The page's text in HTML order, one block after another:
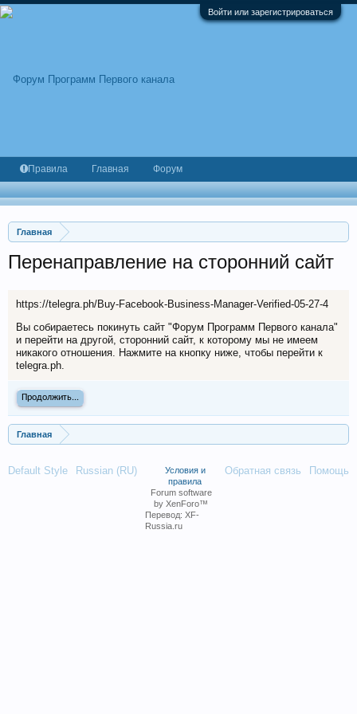
Войти или зарегистрироваться
Главная
Перенаправление на сторонний сайт
https://telegra.ph/Buy-Facebook-Business-Manager-Verified-05-27-4
Вы собираетесь покинуть сайт "Форум Программ Первого канала"
и перейти на другой, сторонний сайт, к которому мы не имеем
никакого отношения. Нажмите на кнопку ниже, чтобы перейти к
telegra.ph.
Продолжить...
Главная
Правила Главная Форум
Default Style Russian (RU) Обратная связь Помощь
Условия и
правила
Forum software
by XenForo™
Перевод: XF-
Russia.ru